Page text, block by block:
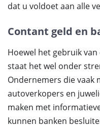
dat u voldoet aan alle
Contant geld en
Hoewel het gebruik
staat het wel onder
Ondernemers die vaak
autoverkopers en
maken met
kunnen banken